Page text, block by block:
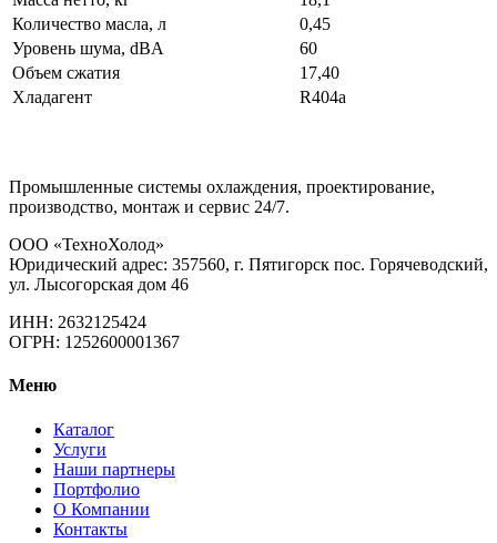
Количество масла, л
0,45
Уровень шума, dBA
60
Объем сжатия
17,40
Хладагент
R404a
Промышленные системы охлаждения, проектирование,
производство, монтаж и сервис 24/7.
ООО «ТехноХолод»
Юридический адрес: 357560, г. Пятигорск пос. Горячеводский,
ул. Лысогорская дом 46
ИНН: 2632125424
ОГРН: 1252600001367
Меню
Каталог
Услуги
Наши партнеры
Портфолио
О Компании
Контакты